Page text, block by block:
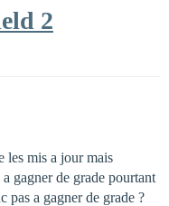
2
les mis a jour mais
gagner de grade pourtant
pas a gagner de grade ?